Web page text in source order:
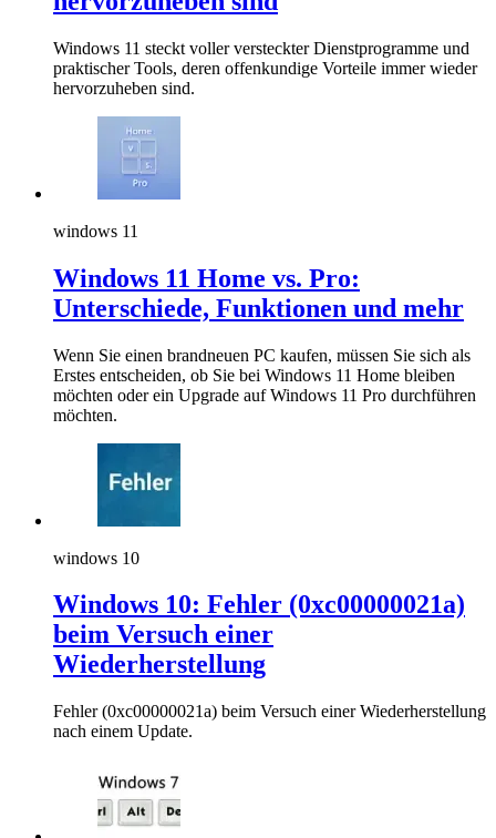
Windows 11 steckt voller versteckter Dienstprogramme und
praktischer Tools, deren offenkundige Vorteile immer wieder
hervorzuheben sind.
windows 11
Windows 11 Home vs. Pro:
Unterschiede, Funktionen und mehr
Wenn Sie einen brandneuen PC kaufen, müssen Sie sich als
Erstes entscheiden, ob Sie bei Windows 11 Home bleiben
möchten oder ein Upgrade auf Windows 11 Pro durchführen
möchten.
windows 10
Windows 10: Fehler (0xc00000021a)
beim Versuch einer
Wiederherstellung
Fehler (0xc00000021a) beim Versuch einer Wiederherstellung
nach einem Update.